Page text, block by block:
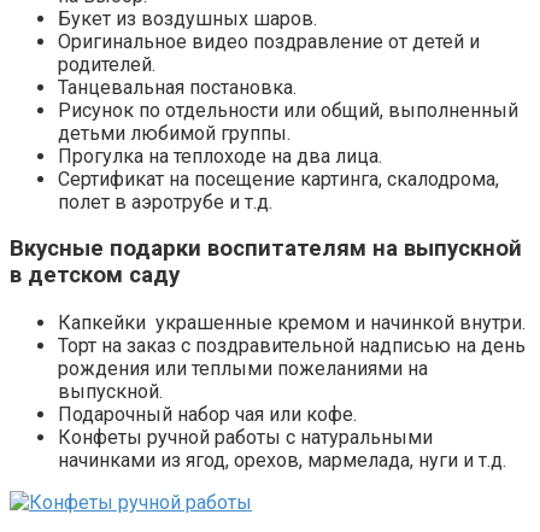
Букет из воздушных шаров.
Оригинальное видео поздравление от детей и
родителей.
Танцевальная постановка.
Рисунок по отдельности или общий, выполненный
детьми любимой группы.
Прогулка на теплоходе на два лица.
Сертификат на посещение картинга, скалодрома,
полет в аэротрубе и т.д.
Вкусные подарки воспитателям на выпускной
в детском саду
Капкейки украшенные кремом и начинкой внутри.
Торт на заказ с поздравительной надписью на день
рождения или теплыми пожеланиями на
выпускной.
Подарочный набор чая или кофе.
Конфеты ручной работы с натуральными
начинками из ягод, орехов, мармелада, нуги и т.д.